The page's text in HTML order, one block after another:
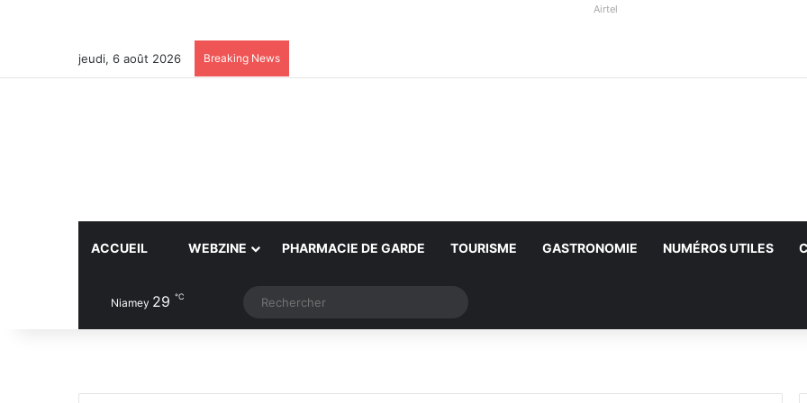
Airtel
jeudi, 6 août 2026 Breaking News
ACCUEIL WEBZINE PHARMACIE DE GARDE TOURISME GASTRONOMIE NUMÉROS UTILES
Niamey 29 ℃ Article Aléatoire
Switch skin